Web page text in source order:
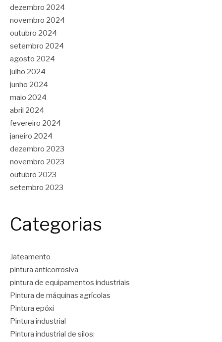
dezembro 2024
novembro 2024
outubro 2024
setembro 2024
agosto 2024
julho 2024
junho 2024
maio 2024
abril 2024
fevereiro 2024
janeiro 2024
dezembro 2023
novembro 2023
outubro 2023
setembro 2023
Categorias
Jateamento
pintura anticorrosiva
pintura de equipamentos industriais
Pintura de máquinas agrícolas
Pintura epóxi
Pintura industrial
Pintura industrial de silos: